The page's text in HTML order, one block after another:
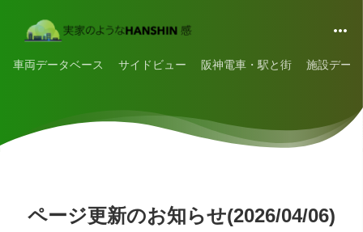
車両データベース サイドビュー 阪神電車・駅と街 施設デー
ページ更新のお知らせ(2026/04/06)